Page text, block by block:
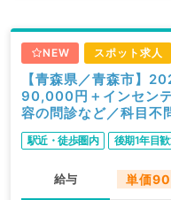
NEW スポット求人
【青森県／青森市】
90,000円＋インセン
容の問診など／科目不
駅近・徒歩圏内 後期1年目
給与 単価